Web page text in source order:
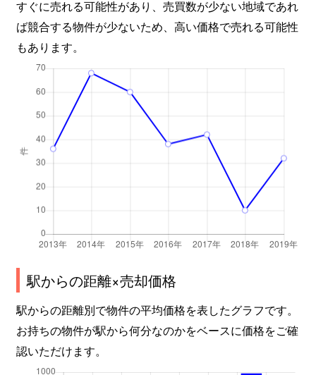
すぐに売れる可能性があり、売買数が少ない地域であれ
ば競合する物件が少ないため、高い価格で売れる可能性
もあります。
駅からの距離×売却価格
駅からの距離別で物件の平均価格を表したグラフです。
お持ちの物件が駅から何分なのかをベースに価格をご確
認いただけます。